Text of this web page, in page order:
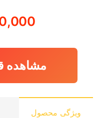
مشاهده
ویژگی محصول